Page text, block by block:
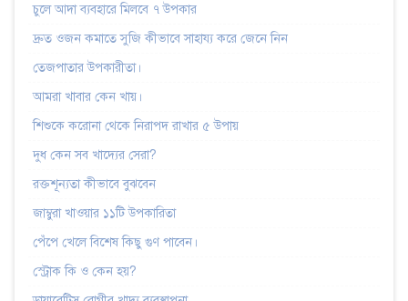
চুলে আদা ব্যবহারে মিলবে ৭ উপকার
দ্রুত ওজন কমাতে সুজি কীভাবে সাহায্য করে জেনে নিন
তেজপাতার উপকারীতা।
আমরা খাবার কেন খায়।
শিশুকে করোনা থেকে নিরাপদ রাখার ৫ উপায়
দুধ কেন সব খাদ্যের সেরা?
রক্তশূন্যতা কীভাবে বুঝবেন
জাম্বুরা খাওয়ার ১১টি উপকারিতা
পেঁপে খেলে বিশেষ কিছু গুণ পাবেন।
স্ট্রোক কি ও কেন হয়?